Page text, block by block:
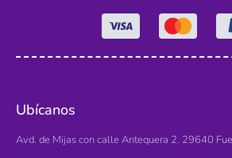
Ubícanos
Avd. de Mijas con calle Antequera 2. 29640